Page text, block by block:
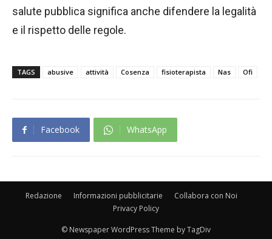
salute pubblica significa anche difendere la legalità
e il rispetto delle regole.
TAGS abusive attività Cosenza fisioterapista Nas Ofi
Facebook WhatsApp
Redazione Informazioni pubblicitarie
Collabora con Noi
Privacy Policy
© Newspaper WordPress Theme by TagDiv